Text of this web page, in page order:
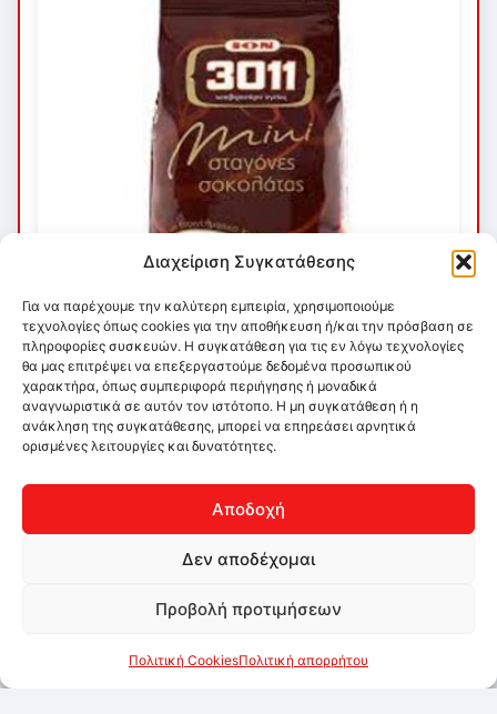
Διαχείριση Συγκατάθεσης
Για να παρέχουμε την καλύτερη εμπειρία, χρησιμοποιούμε
τεχνολογίες όπως cookies για την αποθήκευση ή/και την πρόσβαση σε
πληροφορίες συσκευών. Η συγκατάθεση για τις εν λόγω τεχνολογίες
θα μας επιτρέψει να επεξεργαστούμε δεδομένα προσωπικού
χαρακτήρα, όπως συμπεριφορά περιήγησης ή μοναδικά
αναγνωριστικά σε αυτόν τον ιστότοπο. Η μη συγκατάθεση ή η
ανάκληση της συγκατάθεσης, μπορεί να επηρεάσει αρνητικά
ορισμένες λειτουργίες και δυνατότητες.
Αποδοχή
Δεν αποδέχομαι
Προβολή προτιμήσεων
Πολιτική CookiesΠολιτική απορρήτου